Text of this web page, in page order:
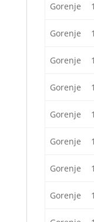
Gorenje
Gorenje
Gorenje
Gorenje
Gorenje
Gorenje
Gorenje
Gorenje